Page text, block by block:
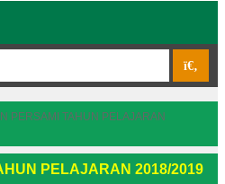
PERSAMI TAHUN PELAJARAN
PELAJARAN 2018/2019